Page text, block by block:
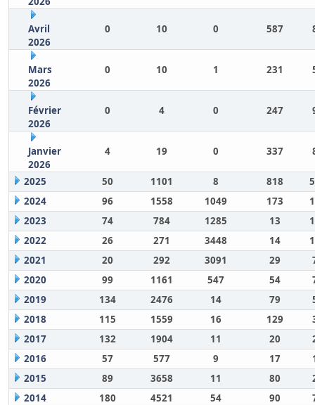
Avril
2026
0 10 0 587
Mars
2026
0 10 1 231
Février
2026
0 4 0 247
Janvier
2026
4 19 0 337
2025 50 1101 8 818
2024
96 1558 1049 173
2023
74 784 1285 13
2022
26 271 3448 14
2021
20 292 3091 29
2020
99 1161 547 54
2019
134 2476 14 79
2018
115 1559 16 129
2017
132 1904 11 20
2016
57 577 9 17
2015
89 3658 11 80
2014
180 4521 54 90